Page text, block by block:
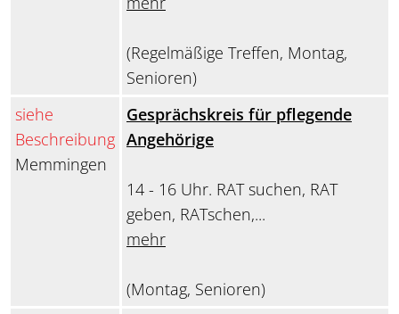
(Regelmäßige Treffen, Montag,
Senioren)
siehe
Beschreibung
Memmingen
Gesprächskreis für pflegende
Angehörige
14 - 16 Uhr. RAT suchen, RAT
geben, RATschen,...
mehr
(Montag, Senioren)